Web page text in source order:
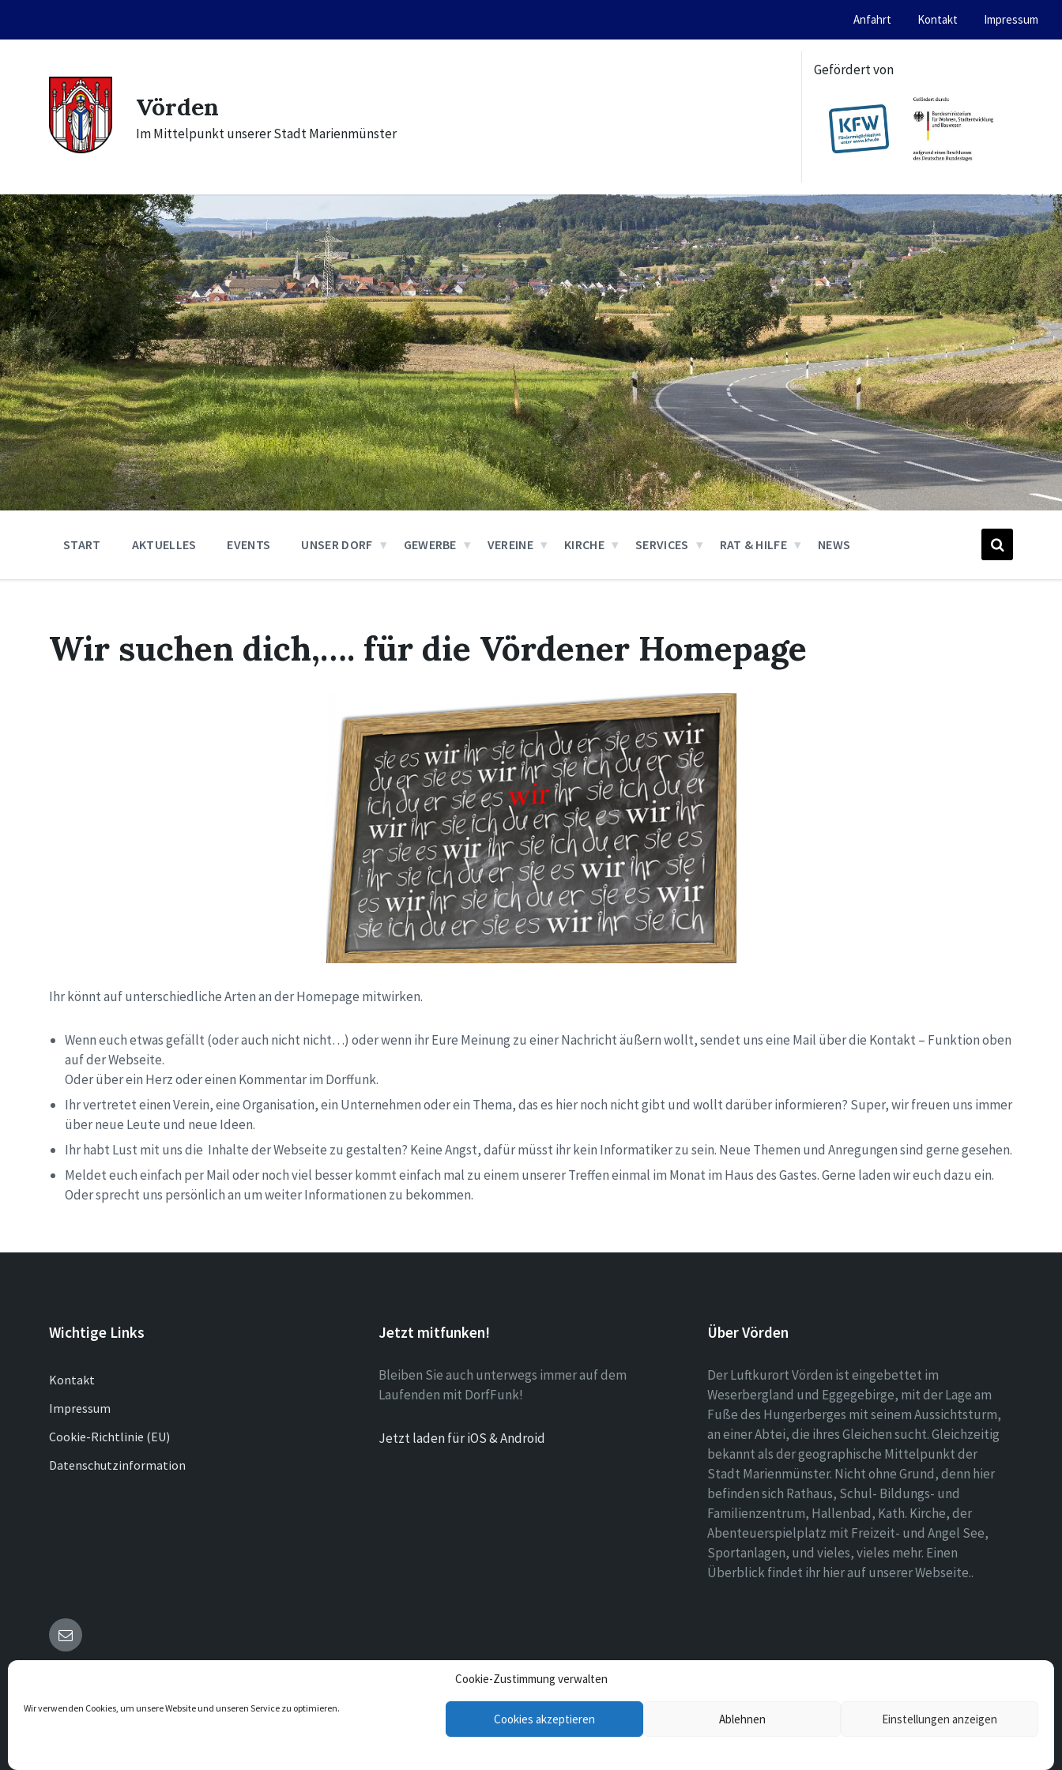
Cookie-Zustimmung verwalten
Wir verwenden Cookies, um unsere Website und unseren Service zu optimieren.
Cookies akzeptieren Ablehnen Einstellungen anzeigen
content
main
footer
Anfahrt Kontakt Impressum
Vörden
Im Mittelpunkt unserer Stadt Marienmünster
Gefördert von
START AKTUELLES EVENTS UNSER DORF GEWERBE VEREINE KIRCHE SERVICES RAT & HILFE NEWS
Wir suchen dich,…. für die Vördener Homepage
Ihr könnt auf unterschiedliche Arten an der Homepage mitwirken.
Wenn euch etwas gefällt (oder auch nicht nicht…) oder wenn ihr Eure Meinung zu einer Nachricht äußern wollt, sendet uns eine Mail über die Kontakt – Funktion oben
auf der Webseite.
Oder über ein Herz oder einen Kommentar im Dorffunk.
Ihr vertretet einen Verein, eine Organisation, ein Unternehmen oder ein Thema, das es hier noch nicht gibt und wollt darüber informieren? Super, wir freuen uns immer
über neue Leute und neue Ideen.
Ihr habt Lust mit uns die Inhalte der Webseite zu gestalten? Keine Angst, dafür müsst ihr kein Informatiker zu sein. Neue Themen und Anregungen sind gerne gesehen.
Meldet euch einfach per Mail oder noch viel besser kommt einfach mal zu einem unserer Treffen einmal im Monat im Haus des Gastes. Gerne laden wir euch dazu ein.
Oder sprecht uns persönlich an um weiter Informationen zu bekommen.
Wichtige Links
Kontakt
Impressum
Cookie-Richtlinie (EU)
Datenschutzinformation
Jetzt mitfunken!
Bleiben Sie auch unterwegs immer auf dem
Laufenden mit DorfFunk!
Jetzt laden für iOS & Android
Über Vörden
Der Luftkurort Vörden ist eingebettet im
Weserbergland und Eggegebirge, mit der Lage am
Fuße des Hungerberges mit seinem Aussichtsturm,
an einer Abtei, die ihres Gleichen sucht. Gleichzeitig
bekannt als der geographische Mittelpunkt der
Stadt Marienmünster. Nicht ohne Grund, denn hier
befinden sich Rathaus, Schul- Bildungs- und
Familienzentrum, Hallenbad, Kath. Kirche, der
Abenteuerspielplatz mit Freizeit- und Angel See,
Sportanlagen, und vieles, vieles mehr. Einen
Überblick findet ihr hier auf unserer Webseite..
E-